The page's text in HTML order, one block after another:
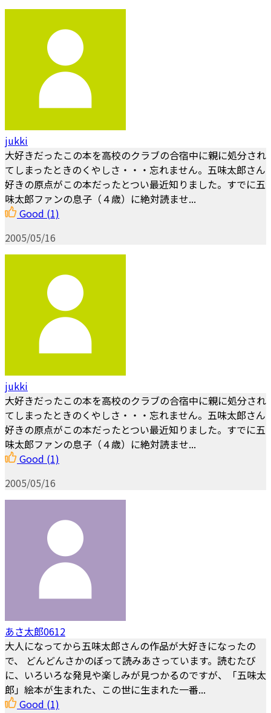
jukki
大好きだったこの本を高校のクラブの合宿中に親に処分され
てしまったときのくやしさ・・・忘れません。五味太郎さん
好きの原点がこの本だったとつい最近知りました。すでに五
味太郎ファンの息子（４歳）に絶対読ませ...
Good (1)
2005/05/16
jukki
大好きだったこの本を高校のクラブの合宿中に親に処分され
てしまったときのくやしさ・・・忘れません。五味太郎さん
好きの原点がこの本だったとつい最近知りました。すでに五
味太郎ファンの息子（４歳）に絶対読ませ...
Good (1)
2005/05/16
あさ太郎0612
大人になってから五味太郎さんの作品が大好きになったの
で、 どんどんさかのぼって読みあさっています。読むたび
に、いろいろな発見や楽しみが見つかるのですが、「五味太
郎」絵本が生まれた、この世に生まれた一番...
Good (1)